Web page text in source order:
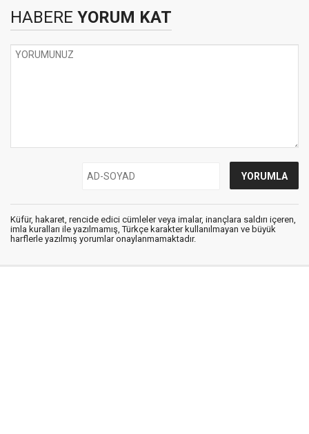
HABERE YORUM KAT
Küfür, hakaret, rencide edici cümleler veya imalar, inançlara saldırı içeren,
imla kuralları ile yazılmamış, Türkçe karakter kullanılmayan ve büyük
harflerle yazılmış yorumlar onaylanmamaktadır.